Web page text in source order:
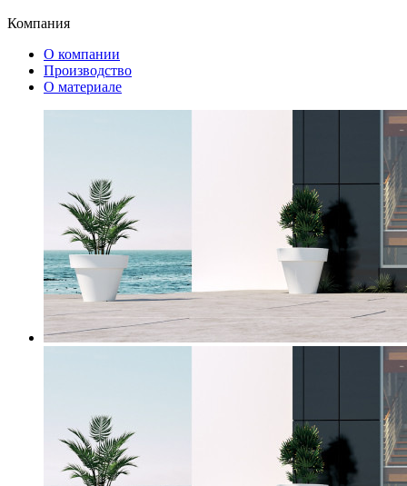
Компания
О компании
Производство
О материале